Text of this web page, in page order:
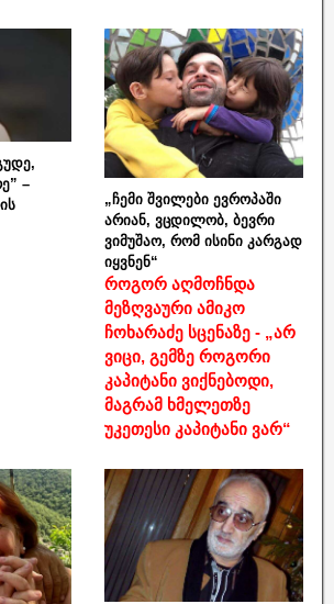
–
„ჩემი შვილები ევროპაში
არიან, ვცდილობ, ბევრი
ვიმუშაო, რომ ისინი კარგად
იყვნენ“
როგორ აღმოჩნდა
მეზღვაური ამიკო
ჩოხარაძე სცენაზე - „არ
ვიცი, გემზე როგორი
კაპიტანი ვიქნებოდი,
მაგრამ ხმელეთზე
უკეთესი კაპიტანი ვარ“